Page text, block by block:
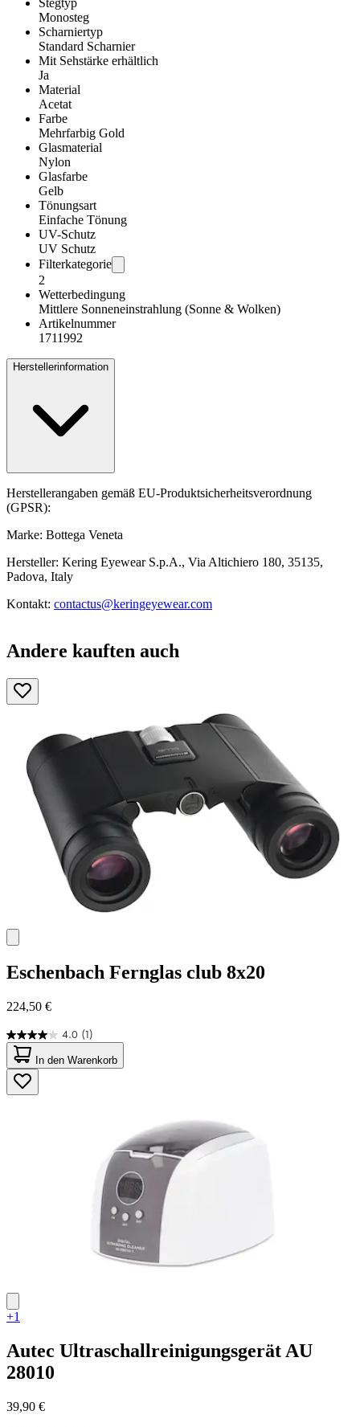
Stegtyp
Monosteg
Scharniertyp
Standard Scharnier
Mit Sehstärke erhältlich
Ja
Material
Acetat
Farbe
Mehrfarbig Gold
Glasmaterial
Nylon
Glasfarbe
Gelb
Tönungsart
Einfache Tönung
UV-Schutz
UV Schutz
Filterkategorie
2
Wetterbedingung
Mittlere Sonneneinstrahlung (Sonne & Wolken)
Artikelnummer
1711992
Herstellerinformation
Herstellerangaben gemäß EU-Produktsicherheitsverordnung
(GPSR):
Marke: Bottega Veneta
Hersteller: Kering Eyewear S.p.A., Via Altichiero 180, 35135,
Padova, Italy
Kontakt: contactus@keringeyewear.com
Andere kauften auch
Eschenbach Fernglas club 8x20
224,50 €
4.0 (1)
4.0
von
5
Sternen.
1
In den Warenkorb
+1
Autec Ultraschallreinigungsgerät AU
28010
39,90 €